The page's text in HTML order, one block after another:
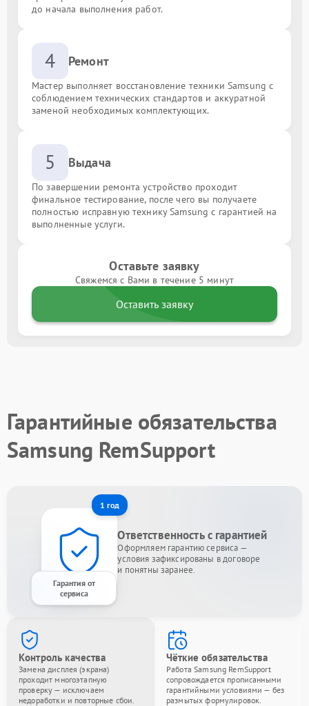
до начала выполнения работ.
4 Ремонт
Мастер выполняет восстановление техники Samsung с
соблюдением технических стандартов и аккуратной
заменой необходимых комплектующих.
5 Выдача
По завершении ремонта устройство проходит
финальное тестирование, после чего вы получаете
полностью исправную технику Samsung с гарантией на
выполненные услуги.
Оставьте заявку
Свяжемся с Вами в течение 5 минут
Оставить заявку
Гарантийные обязательства
Samsung RemSupport
1 год
Гарантия от
сервиса
Ответственность с гарантией
Оформляем гарантию сервиса —
условия зафиксированы в договоре
и понятны заранее.
Контроль качества
Замена дисплея (экрана)
проходит многоэтапную
проверку — исключаем
недоработки и повторные сбои.
Чёткие обязательства
Работа Samsung RemSupport
сопровождается прописанными
гарантийными условиями — без
размытых формулировок.